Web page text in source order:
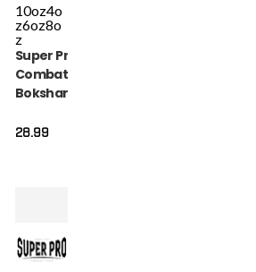
10oz4o
z6oz8o
z
Super Pro
Combat Gear
Bokshandschoen
Wit
28.99